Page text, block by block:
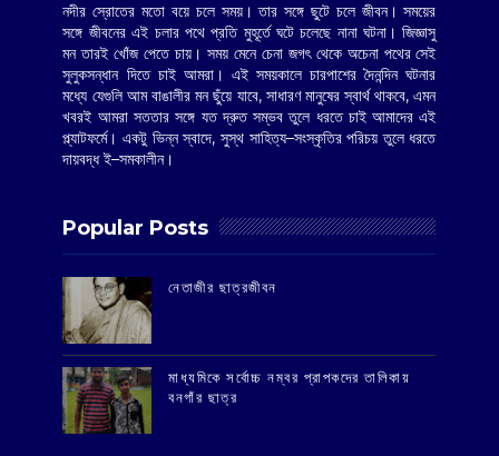
নদীর স্রোতের মতো বয়ে চলে সময়। তার সঙ্গে ছুটে চলে জীবন। সময়ের
সঙ্গে জীবনের এই চলার পথে প্রতি মুহূর্তে ঘটে চলেছে নানা ঘটনা। জিজ্ঞাসু
মন তারই খোঁজ পেতে চায়। সময় মেনে চেনা জগৎ থেকে অচেনা পথের সেই
সুলুকসন্ধান দিতে চাই আমরা। এই সময়কালে চারপাশের দৈনন্দিন ঘটনার
মধ্যে যেগুলি আম বাঙালীর মন ছুঁয়ে যাবে, সাধারণ মানুষের স্বার্থ থাকবে, এমন
খবরই আমরা সততার সঙ্গে যত দ্রুত সম্ভব তুলে ধরতে চাই আমাদের এই
প্ল্যাটফর্মে। একটু ভিন্ন স্বাদে, সুস্থ সাহিত্য–সংস্কৃতির পরিচয় তুলে ধরতে
দায়বদ্ধ ই–সমকালীন।
Popular Posts
‌নেতাজীর ছাত্রজীবন
মাধ্যমিকে সর্বোচ্চ নম্বর প্রাপকদের তালিকায়
বনগাঁর ছাত্র